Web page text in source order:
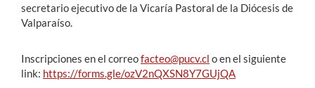
secretario ejecutivo de la Vicaría Pastoral de la Diócesis de
Valparaíso.
Inscripciones en el correofacteo@pucv.cl o en el siguiente
link: https://forms.gle/ozV2nQXSN8Y7GUjQA